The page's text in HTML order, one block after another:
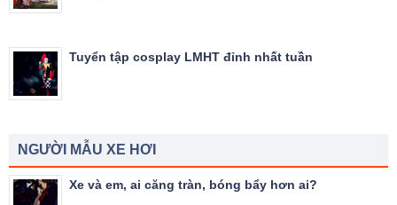
Tuyển tập cosplay LMHT đỉnh nhất tuần
NGƯỜI MẪU XE HƠI
Xe và em, ai căng tràn, bóng bẩy hơn ai?